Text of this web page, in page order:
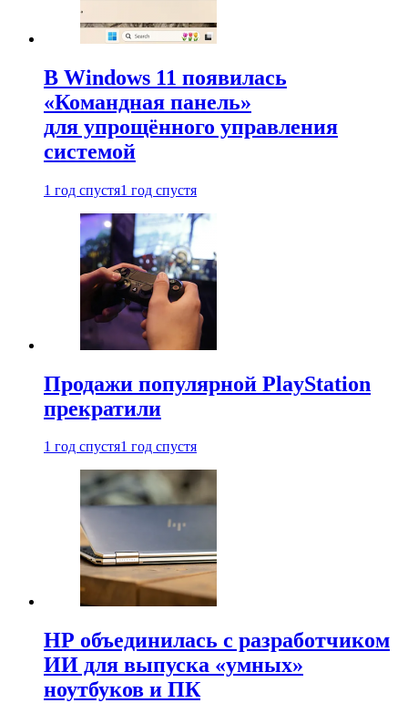
В Windows 11 появилась
«Командная панель»
для упрощённого управления
системой
1 год спустя1 год спустя
Продажи популярной PlayStation
прекратили
1 год спустя1 год спустя
HP объединилась с разработчиком
ИИ для выпуска «умных»
ноутбуков и ПК